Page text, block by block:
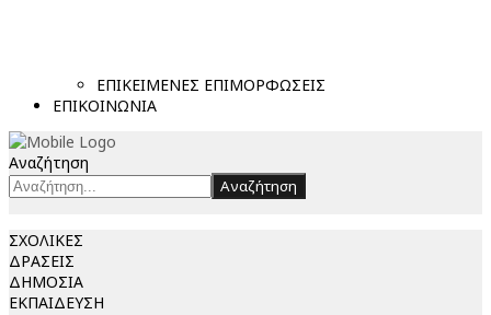
ΕΠΙΚΕΙΜΕΝΕΣ ΕΠΙΜΟΡΦΩΣΕΙΣ
ΕΠΙΚΟΙΝΩΝΙΑ
Αναζήτηση
Αναζήτηση
ΣΧΟΛΙΚΕΣ
ΔΡΑΣΕΙΣ
ΔΗΜΟΣΙΑ
ΕΚΠΑΙΔΕΥΣΗ